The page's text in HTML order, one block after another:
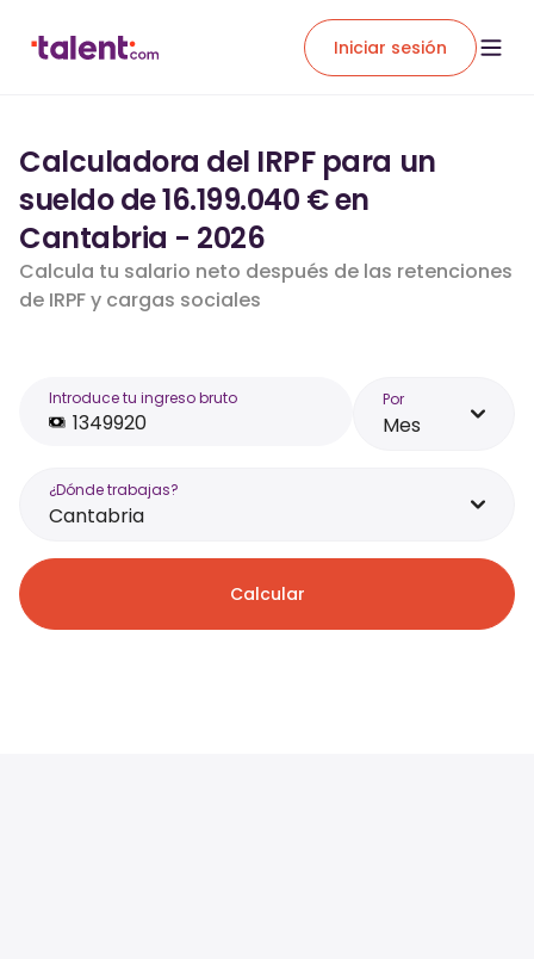
Iniciar sesión
Calculadora del IRPF para un
sueldo de 16.199.040 € en
Cantabria - 2026
Calcula tu salario neto después de las retenciones
de IRPF y cargas sociales
Introduce tu ingreso bruto Por
Mes
¿Dónde trabajas?
Cantabria
Calcular